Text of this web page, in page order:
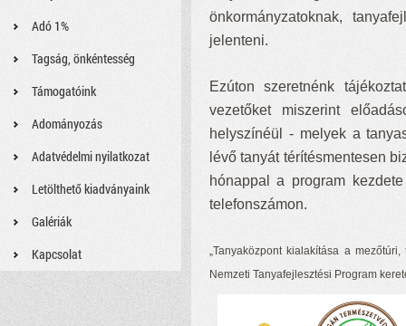
Adó 1%
Tagság, önkéntesség
Támogatóink
Adományozás
Adatvédelmi nyilatkozat
Letölthető kiadványaink
Galériák
Kapcsolat
önkormányzatoknak,
jelenteni.
Ezúton szeretnénk
vezetőket miszerint
helyszínéül - melyek a
lévő tanyát térítésmentesen
hónappal a program
telefonszámon.
„Tanyaközpont kialakítása a
Nemzeti Tanyafejlesztési Program